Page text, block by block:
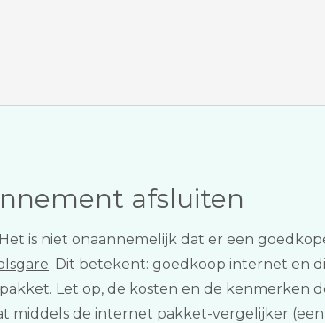
afsluiten
is niet onaannemelijk dat er een
. Dit betekent: goedkoop internet en
Let op, de kosten en de kenmerken
middels de internet pakket-vergelijker